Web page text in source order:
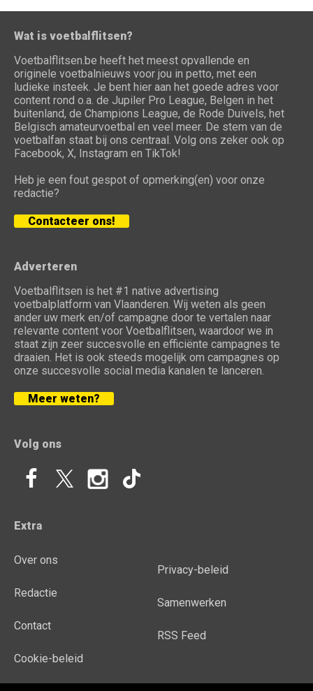
Wat is voetbalflitsen?
Voetbalflitsen.be heeft het meest opvallende en
originele voetbalnieuws voor jou in petto, met een
ludieke insteek. Je bent hier aan het goede adres voor
content rond o.a. de Jupiler Pro League, Belgen in het
buitenland, de Champions League, de Rode Duivels, het
Belgisch amateurvoetbal en veel meer. De stem van de
voetbalfan staat bij ons centraal. Volg ons zeker ook op
Facebook, X, Instagram en TikTok!
Heb je een fout gespot of opmerking(en) voor onze
redactie?
Contacteer ons!
Adverteren
Voetbalflitsen is het #1 native advertising
voetbalplatform van Vlaanderen. Wij weten als geen
ander uw merk en/of campagne door te vertalen naar
relevante content voor Voetbalflitsen, waardoor we in
staat zijn zeer succesvolle en efficiënte campagnes te
draaien. Het is ook steeds mogelijk om campagnes op
onze succesvolle social media kanalen te lanceren.
Meer weten?
Volg ons
Extra
Over ons
Redactie
Contact
Cookie-beleid
Privacy-beleid
Samenwerken
RSS Feed